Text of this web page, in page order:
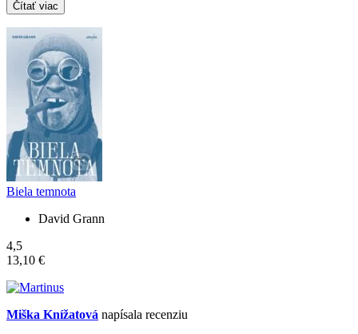
Čítať viac
Biela temnota
David Grann
4,5
13,10 €
Miška Knížatová napísala recenziu